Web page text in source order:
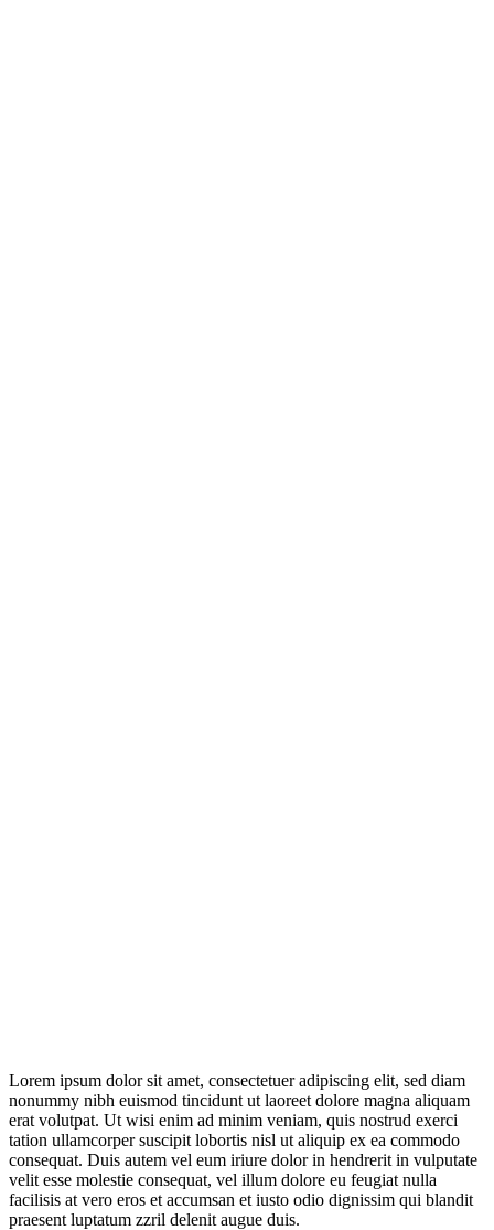
Lorem ipsum dolor sit amet, consectetuer adipiscing elit, sed diam
nonummy nibh euismod tincidunt ut laoreet dolore magna aliquam
erat volutpat. Ut wisi enim ad minim veniam, quis nostrud exerci
tation ullamcorper suscipit lobortis nisl ut aliquip ex ea commodo
consequat. Duis autem vel eum iriure dolor in hendrerit in vulputate
velit esse molestie consequat, vel illum dolore eu feugiat nulla
facilisis at vero eros et accumsan et iusto odio dignissim qui blandit
praesent luptatum zzril delenit augue duis.